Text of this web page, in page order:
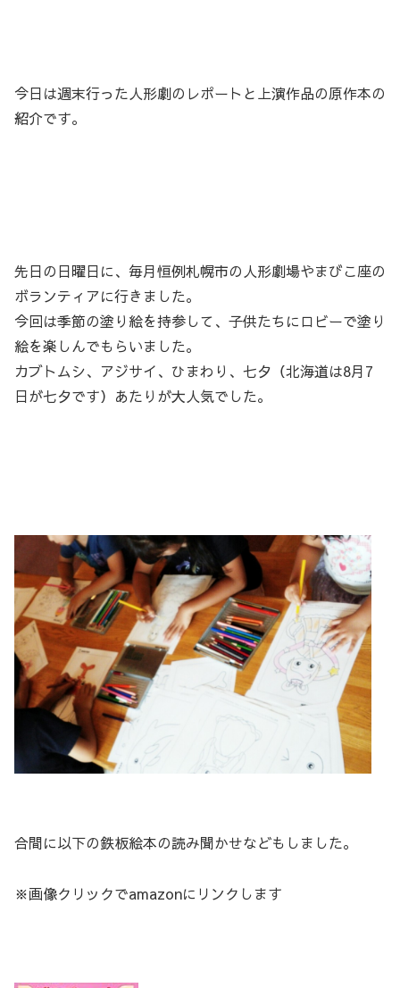
今日は週末行った人形劇のレポートと上演作品の原作本の
紹介です。
先日の日曜日に、毎月恒例札幌市の人形劇場やまびこ座の
ボランティアに行きました。
今回は季節の塗り絵を持参して、子供たちにロビーで塗り
絵を楽しんでもらいました。
カブトムシ、アジサイ、ひまわり、七夕（北海道は8月7
日が七夕です）あたりが大人気でした。
合間に以下の鉄板絵本の読み聞かせなどもしました。
※画像クリックでamazonにリンクします